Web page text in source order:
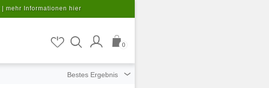
mehr Informationen hier
0